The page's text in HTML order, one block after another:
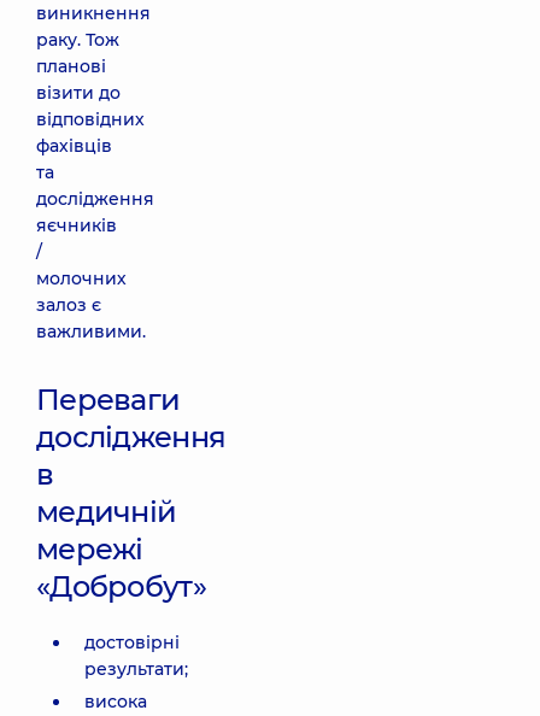
виникнення
раку. Тож
планові
візити до
відповідних
фахівців
та
дослідження
яєчників
/
молочних
залоз є
важливими.
Переваги
дослідження
в
медичній
мережі
«Добробут»
достовірні
результати;
висока